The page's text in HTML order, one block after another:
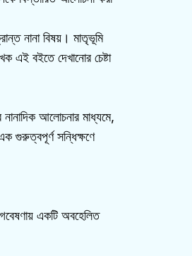
নানা বিষয়। মাতৃভূমি
এই বইতে দেখানোর চেষ্টা
আলোচনার মাধ্যমে,
এক গুরুত্বপূর্ণ সন্ধিক্ষণে
একটি অবহেলিত